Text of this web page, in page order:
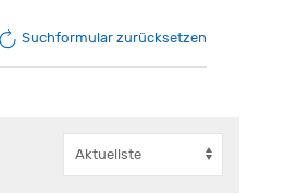
Suchformular zurücksetzen